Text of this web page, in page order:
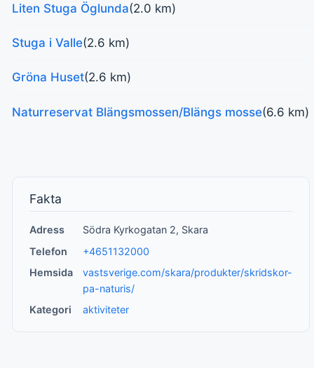
Liten Stuga Öglunda(2.0 km)
Stuga i Valle(2.6 km)
Gröna Huset(2.6 km)
Naturreservat Blängsmossen/Blängs mosse(6.6 km)
Fakta
Adress
Södra Kyrkogatan 2, Skara
Telefon
+4651132000
Hemsida
vastsverige.com/skara/produkter/skridskor-
pa-naturis/
Kategori
aktiviteter